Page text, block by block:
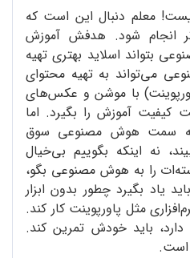
معلم دنبال این است که
انجام شود. هدفش آموزش
بتواند اسلاید بهتری تهیه
می‌تواند به تهیه‌ محتوای
با موشن و عکس‌های
آموزش را بگیرد. اما
به سمت هوش مصنوعی سوق
نه اینکه بگوییم بی‌خیال
را به هوش مصنوعی بگو،
یاد بگیرد چطور بدون ابزار
مثل پاورپوینت کار کند.
باید خودش تمرین کند.
است.